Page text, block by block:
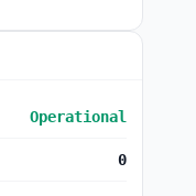
Operational
0